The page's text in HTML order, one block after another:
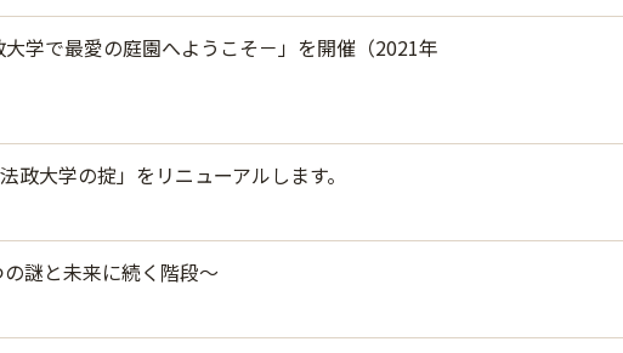
学で最愛の庭園へようこそ－」を開催（2021年
大学の掟」をリニューアルします。
謎と未来に続く階段～